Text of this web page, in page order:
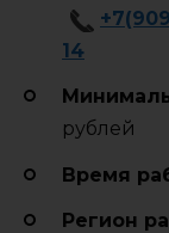
14
рублей
Время
Регион